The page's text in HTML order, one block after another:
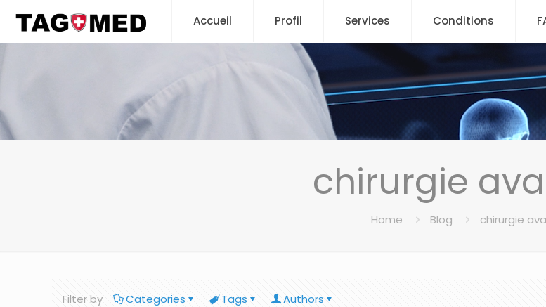
Accueil Profil Services Conditions
chirurgie
Home Blog chirurgie
Filter by Categories Tags Authors